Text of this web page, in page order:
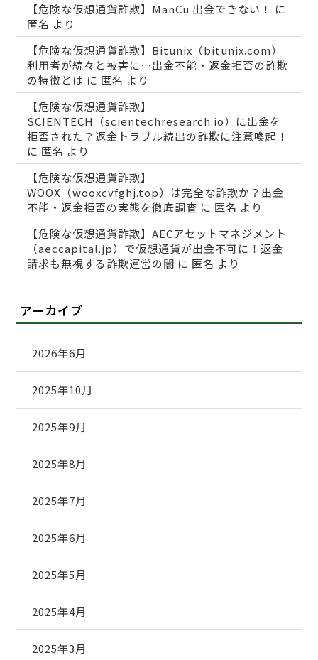
【危険な仮想通貨詐欺】ManCu 出金できない！
に
匿名 より
【危険な仮想通貨詐欺】Bitunix（bitunix.com）
利用者が続々と被害に…出金不能・返金拒否の詐欺
の特徴とは に 匿名 より
【危険な仮想通貨詐欺】
SCIENTECH（scientechresearch.io）に出金を
拒否された？返金トラブル続出の詐欺に注意喚起！
に 匿名 より
【危険な仮想通貨詐欺】
WOOX（wooxcvfghj.top）は完全な詐欺か？出金
不能・返金拒否の実態を徹底調査 に 匿名 より
【危険な仮想通貨詐欺】AECアセットマネジメント
（aeccapital.jp）で仮想通貨が出金不可に！返金
請求も無視する詐欺運営の闇 に 匿名 より
アーカイブ
2026年6月
2025年10月
2025年9月
2025年8月
2025年7月
2025年6月
2025年5月
2025年4月
2025年3月